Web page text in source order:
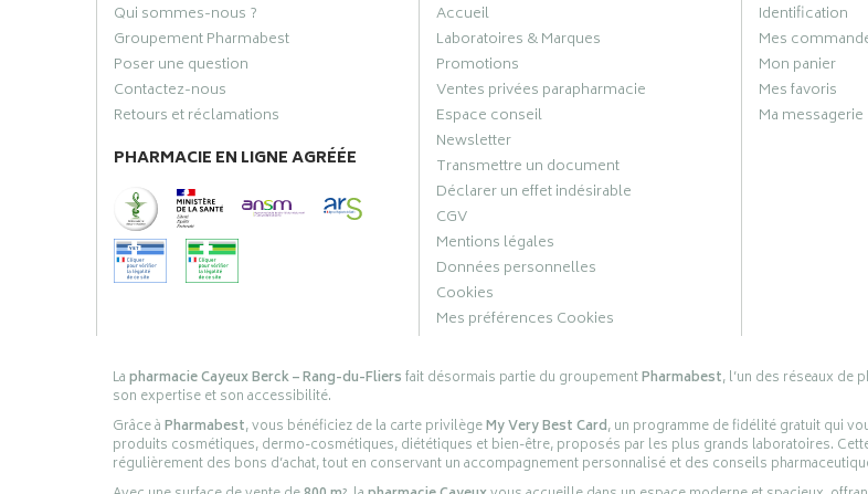
Qui sommes-nous ?
Groupement Pharmabest
Poser une question
Contactez-nous
Retours et réclamations
PHARMACIE EN LIGNE AGRÉÉE
Accueil
Laboratoires & Marques
Promotions
Ventes privées parapharmacie
Espace conseil
Newsletter
Transmettre un document
Déclarer un effet indésirable
CGV
Mentions légales
Données personnelles
Cookies
Mes préférences Cookies
Identification
Mes
Mon panier
Mes favoris
Ma messagerie
Lapharmacie Cayeux Berck – Rang-du-Fliersfait désormais partie du groupementPharmabest, l’un des réseaux de
son expertise et son accessibilité.
Grâce àPharmabest, vous bénéficiez de la carte privilègeMy Very Best Card, un programme de fidélité gratuit qui
produits cosmétiques, dermo-cosmétiques, diététiques et bien-être, proposés par les plus grands laboratoires.
régulièrement des bons d’achat, tout en conservant un accompagnement personnalisé et des conseils